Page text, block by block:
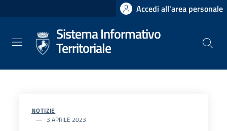
al
principale
Accedi all'area personale
Sistema Informativo
Territoriale
NOTIZIE
3 APRILE 2023